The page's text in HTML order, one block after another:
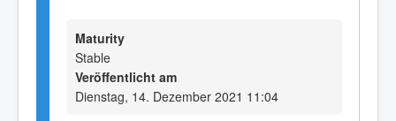
Maturity
Stable
Veröffentlicht am
Dienstag, 14. Dezember 2021 11:04